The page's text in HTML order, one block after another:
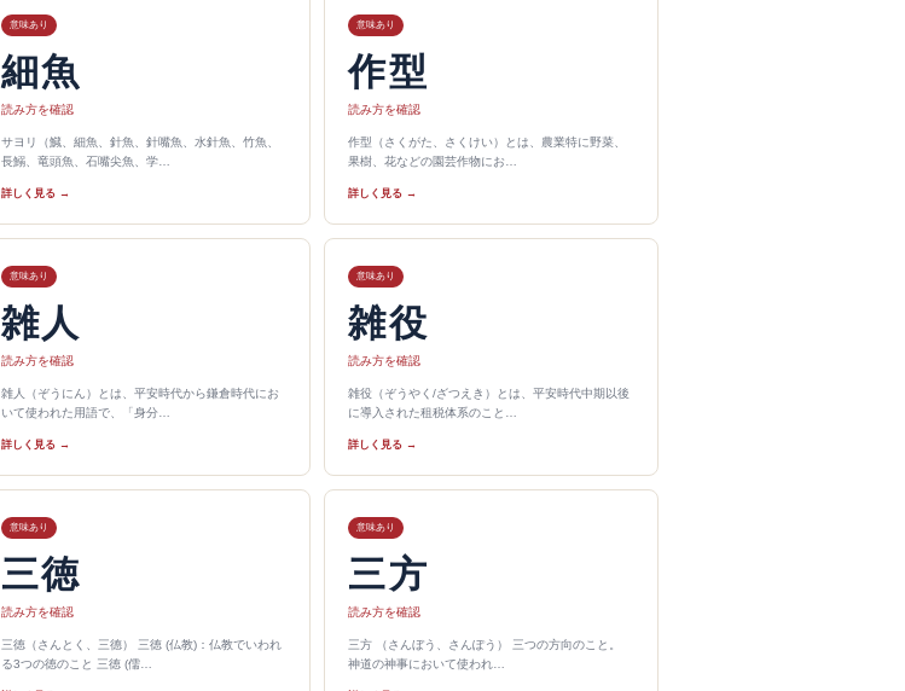
意味あり
細魚
読み方を確認
サヨリ（鱵、細魚、針魚、針嘴魚、水針魚、竹魚、
長鰯、竜頭魚、石嘴尖魚、学…
詳しく見る →
意味あり
作型
読み方を確認
作型（さくがた、さくけい）とは、農業特に野菜、
果樹、花などの園芸作物にお…
詳しく見る →
意味あり
雑人
読み方を確認
雑人（ぞうにん）とは、平安時代から鎌倉時代にお
いて使われた用語で、「身分…
詳しく見る →
意味あり
雑役
読み方を確認
雑役（ぞうやく/ざつえき）とは、平安時代中期以後
に導入された租税体系のこと…
詳しく見る →
意味あり
三徳
読み方を確認
三徳（さんとく、三德） 三徳 (仏教)：仏教でいわれ
る3つの徳のこと 三徳 (儒…
意味あり
三方
読み方を確認
三方 （さんぼう、さんぽう） 三つの方向のこと。
神道の神事において使われ…